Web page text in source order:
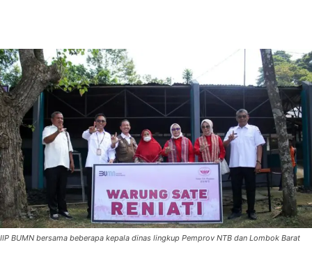
IIP BUMN bersama beberapa kepala dinas lingkup Pemprov NTB dan Lombok Barat